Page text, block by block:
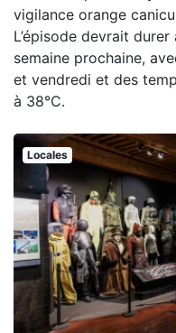
vigilance orange
L’épisode devrait
semaine prochaine,
et vendredi et des
à 38°C.
Locales